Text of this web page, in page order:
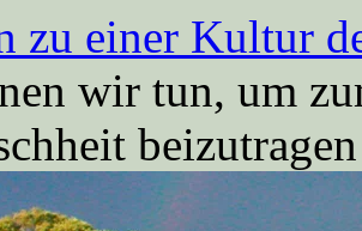
zu einer Kultur
wir tun, um